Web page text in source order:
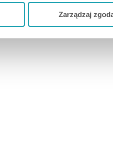
dla funkcjonowania
Zarządzaj
składnik produktu.